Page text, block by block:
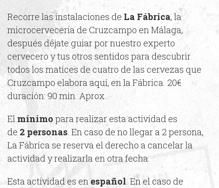
Recorre las instalaciones de La Fábrica, la
microcervecería de Cruzcampo en Málaga,
después déjate guiar por nuestro experto
cervecero y tus otros sentidos para descubrir
todos los matices de cuatro de las cervezas que
Cruzcampo elabora aquí, en la Fábrica. 20€
duración: 90 min. Aprox.
El mínimo para realizar esta actividad es
de 2 personas. En caso de no llegar a 2 persona,
La Fábrica se reserva el derecho a cancelar la
actividad y realizarla en otra fecha.
Esta actividad es en español. En el caso de